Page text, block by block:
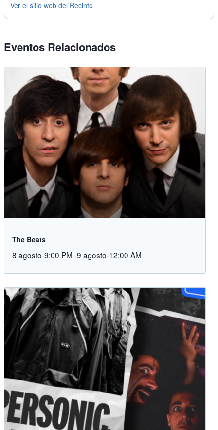
Ver el sitio web del Recinto
Eventos Relacionados
The Beats
8 agosto-9:00 PM -9 agosto-12:00 AM